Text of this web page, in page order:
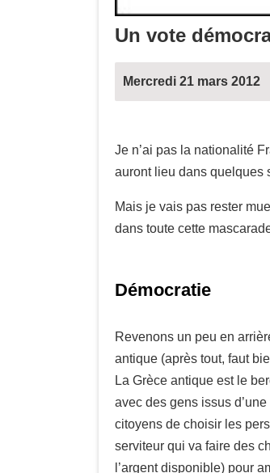
Un vote
Mercredi 21 mars 2012
Je n’ai pas la nationalité
auront lieu dans quelques
Mais je vais pas rester
dans toute cette
Démocratie
Revenons un peu en
antique (après tout, faut
La Grèce antique est le
avec des gens issus
citoyens de choisir les
serviteur qui va faire des
l’argent disponible) pour